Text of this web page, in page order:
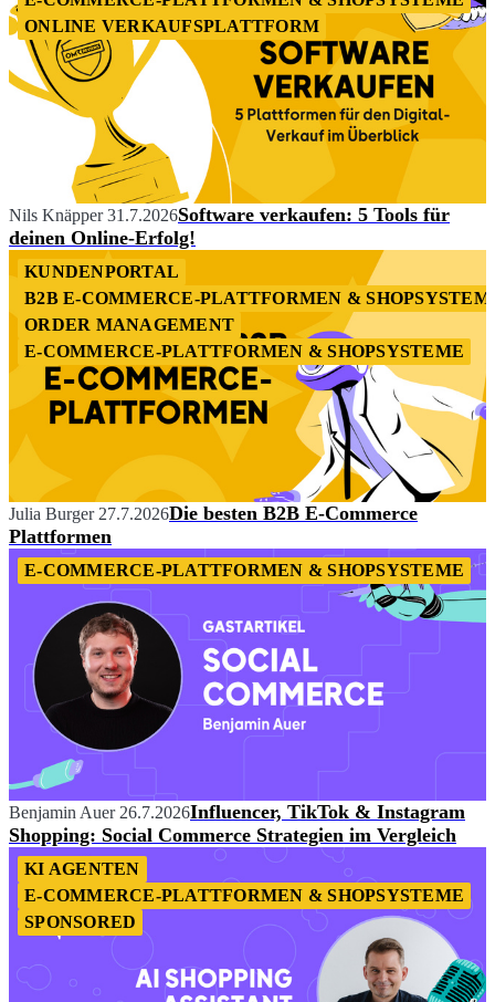
ONLINE VERKAUFSPLATTFORM
Nils Knäpper 31.7.2026Software verkaufen: 5 Tools für
deinen Online-Erfolg!
KUNDENPORTAL
B2B E-COMMERCE-PLATTFORMEN &
ORDER MANAGEMENT
E-COMMERCE-PLATTFORMEN & SHOPSYSTEME
Julia Burger 27.7.2026Die besten B2B E-Commerce
Plattformen
E-COMMERCE-PLATTFORMEN & SHOPSYSTEME
Benjamin Auer 26.7.2026Influencer, TikTok & Instagram
Shopping: Social Commerce Strategien im Vergleich
KI AGENTEN
E-COMMERCE-PLATTFORMEN & SHOPSYSTEME
SPONSORED